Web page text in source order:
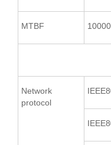
MTBF
Network
protocol